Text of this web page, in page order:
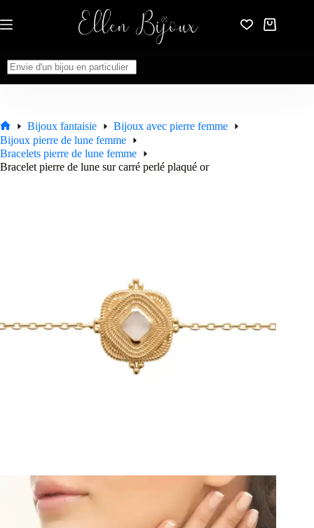
au
contenu
Panier
Accueil
Bijoux fantaisie
Bijoux avec pierre femme
Bijoux pierre de lune femme
Bracelets pierre de lune femme
Bracelet pierre de lune sur carré perlé plaqué or